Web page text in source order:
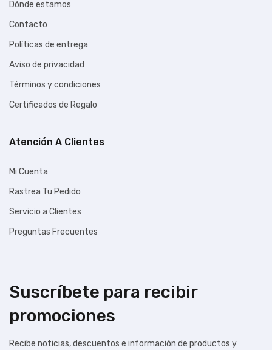
Dónde estamos
Contacto
Políticas de entrega
Aviso de privacidad
Términos y condiciones
Certificados de Regalo
Atención A Clientes
Mi Cuenta
Rastrea Tu Pedido
Servicio a Clientes
Preguntas Frecuentes
Suscríbete para recibir
promociones
Recibe noticias, descuentos e información de productos y